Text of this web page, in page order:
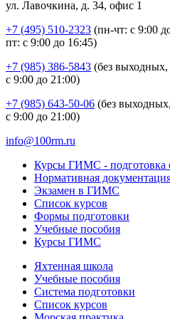
ул. Лавочкина, д. 34, офис 1
+7 (495) 510-2323 (пн-чт: с 9:00
пт: с 9:00 до 16:45)
+7 (985) 386-5843 (без выходных,
с 9:00 до 21:00)
+7 (985) 643-50-06 (без выходных,
с 9:00 до 21:00)
info@100rm.ru
Курсы ГИМС - подготовка
Нормативная
Экзамен в ГИМС
Список курсов
Формы подготовки
Учебные пособия
Курсы ГИМС
Яхтенная школа
Учебные пособия
Cистема подготовки
Список курсов